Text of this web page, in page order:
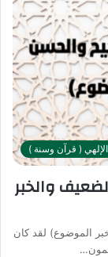
( قرآن وسنة )
والخبر
الموضوع) لقد كان